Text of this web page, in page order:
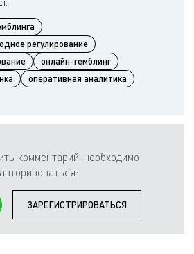
регулирование
онлайн-гемблинг
оперативная аналитика
комментарий, необходимо
авторизоваться:
ЗАРЕГИСТРИРОВАТЬСЯ